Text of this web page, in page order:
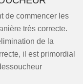
de commencer les
très correcte.
de la
il est primordial